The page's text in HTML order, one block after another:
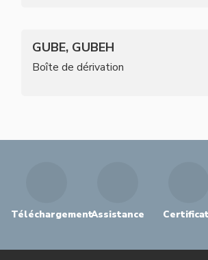
GUBE, GUBEH
Boîte de dérivation
TéléchargementAssistance